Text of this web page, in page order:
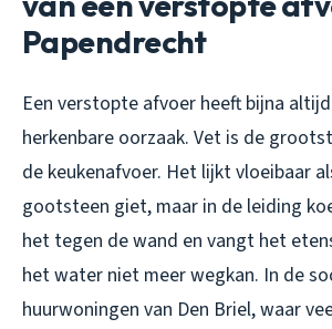
Papendrecht
Een verstopte afvoer heeft bijna
herkenbare oorzaak. Vet is de
de keukenafvoer. Het lijkt vloeibaar
gootsteen giet, maar in de leiding
het tegen de wand en vangt het
het water niet meer wegkan. In de
huurwoningen van Den Briel, waar